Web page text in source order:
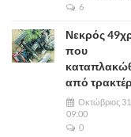
6
Νεκρός
που
από τρακτέρ
Οκτώβριος
09:00
0